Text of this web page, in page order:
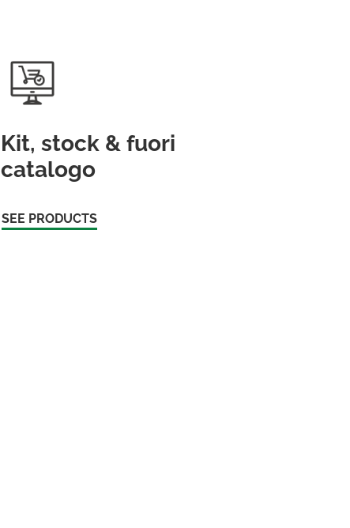
Kit, stock & fuori
catalogo
SEE PRODUCTS